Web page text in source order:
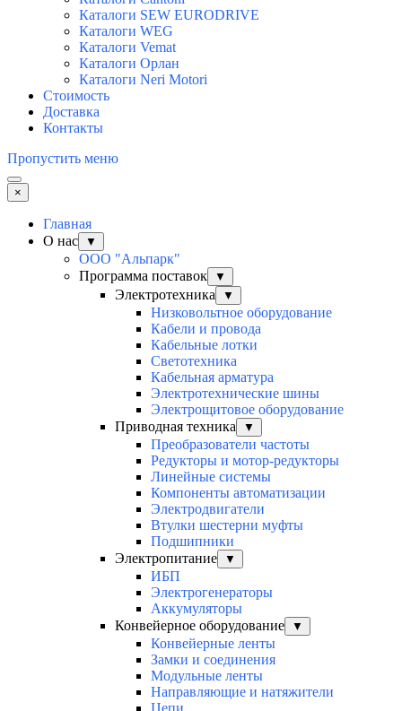
Каталоги SEW EURODRIVE
Каталоги WEG
Каталоги Vemat
Каталоги Орлан
Каталоги Neri Motori
Стоимость
Доставка
Контакты
Пропустить меню
×
Главная
О нас
▼
ООО "Альпарк"
Программа поставок
▼
Электротехника ▼
Низковольтное оборудование
Кабели и провода
Кабельные лотки
Светотехника
Кабельная арматура
Электротехнические шины
Электрощитовое оборудование
Приводная техника
▼
Преобразователи частоты
Редукторы и мотор-редукторы
Линейные системы
Компоненты автоматизации
Электродвигатели
Втулки шестерни муфты
Подшипники
Электропитание
▼
ИБП
Электрогенераторы
Аккумуляторы
Конвейерное оборудование
▼
Конвейерные ленты
Замки и соединения
Модульные ленты
Направляющие и натяжители